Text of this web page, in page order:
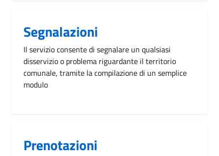
Segnalazioni
Il servizio consente di segnalare un qualsiasi
disservizio o problema riguardante il territorio
comunale, tramite la compilazione di un semplice
modulo
Prenotazioni